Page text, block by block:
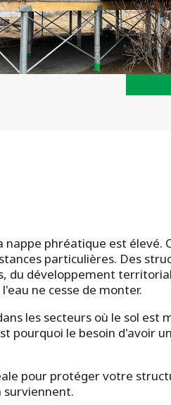
nappe phréatique est
particulières. Des
du développement
ne cesse de monter.
les secteurs où le sol est
pourquoi le besoin d'avoir
pour protéger votre
surviennent.